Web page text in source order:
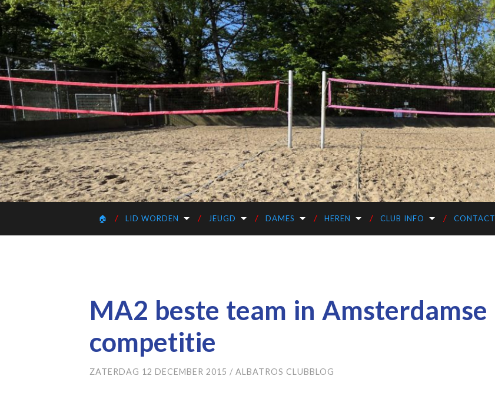
🏠 LID WORDEN JEUGD DAMES HEREN CLUB INFO CONTACT
MA2 beste team in Amsterdamse
competitie
ZATERDAG 12 DECEMBER 2015 / ALBATROS CLUBBLOG